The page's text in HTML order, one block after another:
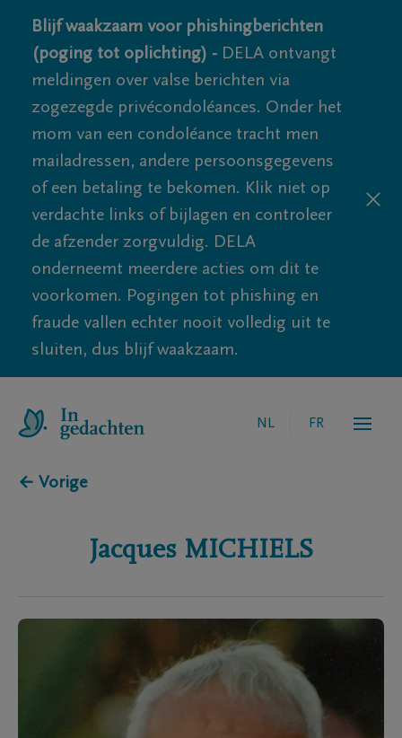
Blijf waakzaam voor phishingberichten
(poging tot oplichting) - DELA ontvangt
meldingen over valse berichten via
zogezegde privécondoléances. Onder het
mom van een condoléance tracht men
mailadressen, andere persoonsgegevens
of een betaling te bekomen. Klik niet op
verdachte links of bijlagen en controleer
de afzender zorgvuldig. DELA
onderneemt meerdere acties om dit te
voorkomen. Pogingen tot phishing en
fraude vallen echter nooit volledig uit te
sluiten, dus blijf waakzaam.
NL FR
← Vorige
Jacques MICHIELS